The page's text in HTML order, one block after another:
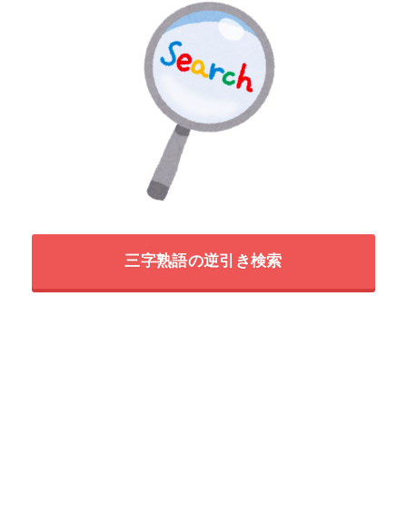
三字熟語の逆引き検索